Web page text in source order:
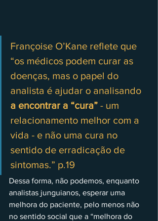
Françoise O’Kane reflete que
“os médicos podem curar as
doenças, mas o papel do
analista é ajudar o analisando
a encontrar a “cura” - um
relacionamento melhor com a
vida - e não uma cura no
sentido de erradicação de
sintomas.” p.19
Dessa forma, não podemos, enquanto
analistas junguianos, esperar uma
melhora do paciente, pelo menos não
no sentido social que a “melhora do